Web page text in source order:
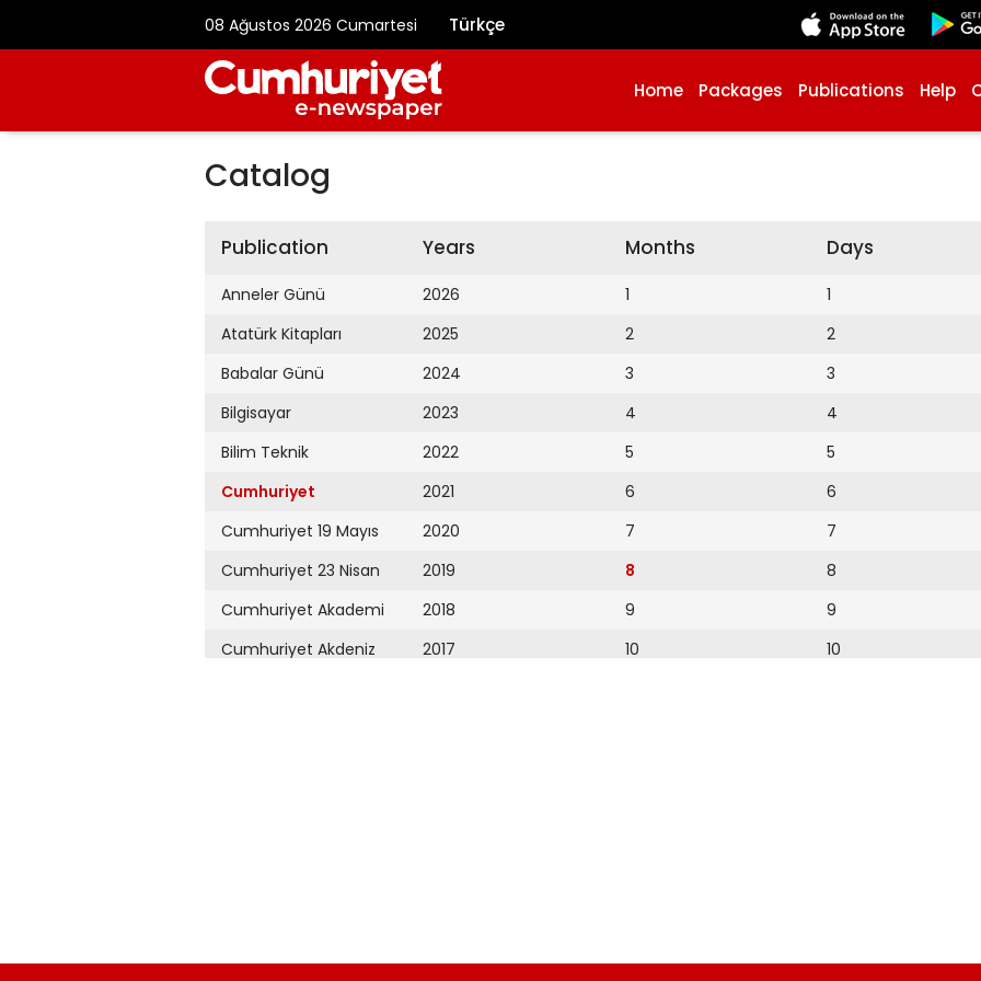
08 Ağustos 2026 Cumartesi Türkçe
Home Packages Publications Help
Catalog
Publication
Anneler Günü
Atatürk Kitapları
Babalar Günü
Bilgisayar
Bilim Teknik
Cumhuriyet
Cumhuriyet 19 Mayıs
Cumhuriyet 23 Nisan
Cumhuriyet Akademi
Cumhuriyet Akdeniz
Cumhuriyet Çevre
Years
2026
2025
2024
2023
2022
2021
2020
2019
2018
2017
2009
Months
1
2
3
4
5
6
7
8
9
10
Days
1
2
3
4
5
6
7
8
9
10
18